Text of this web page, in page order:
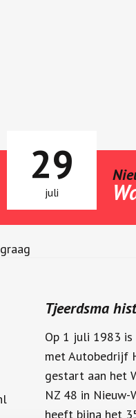
29
juli
Heeft u een vraag?
Tjeerd Tjeerdsma helpt u
Tjeerdsma
Op 1 juli 1983 is
met Autobedrijf
gestart aan het